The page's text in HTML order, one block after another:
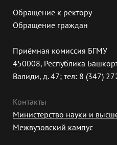
Обращение к ректору
Обращение граждан
Приёмная комиссия БГМУ
450008, Республика
Валиди, д. 47; тел: 8 (347)
Контакты
Министерство науки и
Межвузовский кампус